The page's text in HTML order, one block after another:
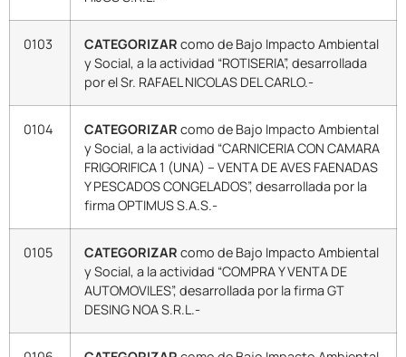
0103 CATEGORIZAR como de Bajo Impacto Ambiental
y Social, a la actividad “ROTISERIA”, desarrollada
por el Sr. RAFAEL NICOLAS DEL CARLO.-
0104 CATEGORIZAR como de Bajo Impacto Ambiental
y Social, a la actividad “CARNICERIA CON CAMARA
FRIGORIFICA 1 (UNA) – VENTA DE AVES FAENADAS
Y PESCADOS CONGELADOS”, desarrollada por la
firma OPTIMUS S.A.S.-
0105 CATEGORIZAR como de Bajo Impacto Ambiental
y Social, a la actividad “COMPRA Y VENTA DE
AUTOMOVILES”, desarrollada por la firma GT
DESING NOA S.R.L.-